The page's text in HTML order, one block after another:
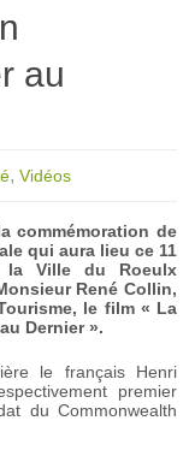
au
, Vidéos
commémoration de
qui aura lieu ce 11
la Ville du Roeulx
René Collin,
le film « La
Dernier ».
le français Henri
premier
du Commonwealth